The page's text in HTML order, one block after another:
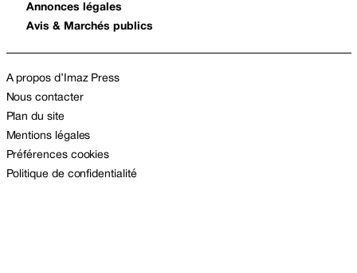
Annonces légales
Avis & Marchés publics
A propos d’Imaz Press
Nous contacter
Plan du site
Mentions légales
Préférences cookies
Politique de confidentialité